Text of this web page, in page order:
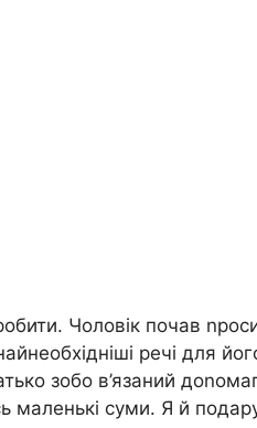
Чоловік почав
речі для
зобо в’язаний
маленькі суми. Я й